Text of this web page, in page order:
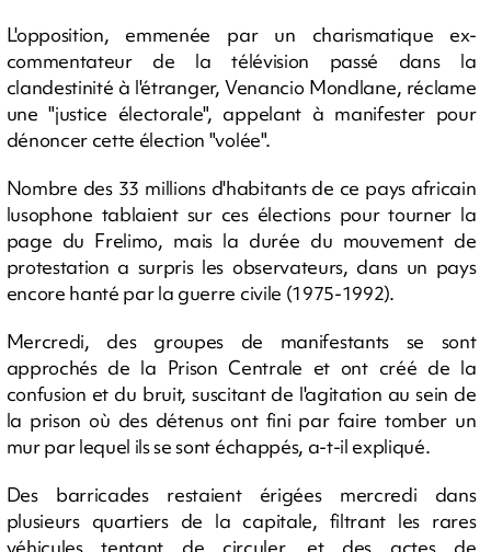
L'opposition, emmenée par un charismatique ex-
commentateur de la télévision passé dans la
clandestinité à l'étranger, Venancio Mondlane, réclame
une "justice électorale", appelant à manifester pour
dénoncer cette élection "volée".
Nombre des 33 millions d'habitants de ce pays africain
lusophone tablaient sur ces élections pour tourner la
page du Frelimo, mais la durée du mouvement de
protestation a surpris les observateurs, dans un pays
encore hanté par la guerre civile (1975-1992).
Mercredi, des groupes de manifestants se sont
approchés de la Prison Centrale et ont créé de la
confusion et du bruit, suscitant de l'agitation au sein de
la prison où des détenus ont fini par faire tomber un
mur par lequel ils se sont échappés, a-t-il expliqué.
Des barricades restaient érigées mercredi dans
plusieurs quartiers de la capitale, filtrant les rares